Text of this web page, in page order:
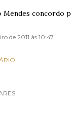
Mendes concordo
de 2011 às 10:47